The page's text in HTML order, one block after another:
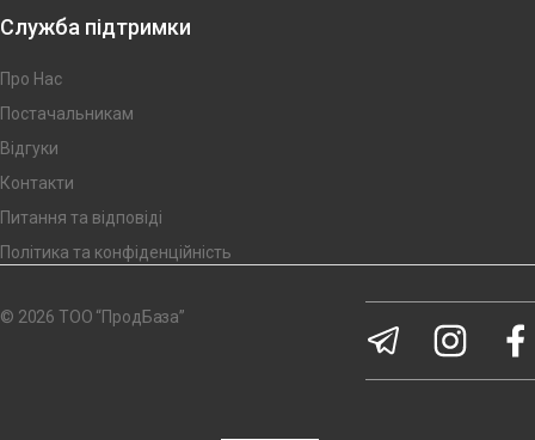
Служба підтримки
Про Нас
Постачальникам
Відгуки
Контакти
Питання та відповіді
Політика та конфіденційність
© 2026 ТОО “ПродБаза”